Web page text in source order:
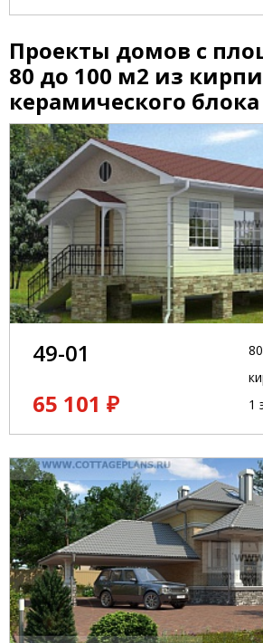
Проекты домов с
80 до 100 м2 из
керамического блока
49-01
65 101 ₽
1